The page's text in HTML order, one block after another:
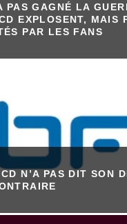
PAS GAGNÉ LA
EXPLOSENT, MAIS
PAR LES FANS
N’A PAS DIT SON